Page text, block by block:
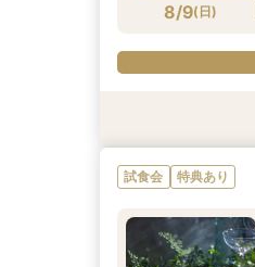
8/9( 日)
試食会 特典あり